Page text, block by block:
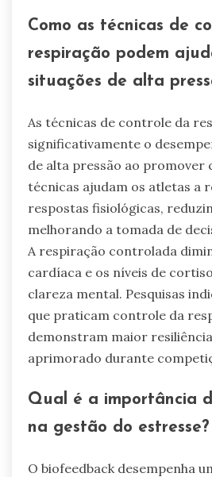
Como as técnicas de
respiração podem
situações de alta
As técnicas de controle da
significativamente o
de alta pressão ao promover
técnicas ajudam os atletas a
respostas fisiológicas,
melhorando a tomada de
A respiração controlada
cardíaca e os níveis de
clareza mental. Pesquisas
que praticam controle da
demonstram maior
aprimorado durante
Qual é a importância
na gestão do estresse?
O biofeedback desempenha